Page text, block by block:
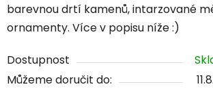
barevnou drtí kamenů, intarzované
ornamenty. Více v popisu níže :)
Dostupnost
Můžeme doručit do: